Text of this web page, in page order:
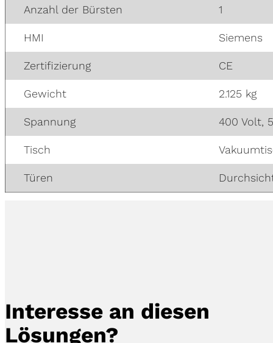
Anzahl der Bürsten 1
HMI Siemens
Zertifizierung CE
Gewicht 2.125 kg
Spannung 400 Volt,
Tisch
Türen
Interesse an diesen
Lösungen?